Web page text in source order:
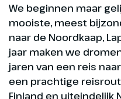
We beginnen maar
mooiste, meest
naar de Noordkaap,
jaar maken we
jaren van een reis
een prachtige
Finland en uiteindelijk